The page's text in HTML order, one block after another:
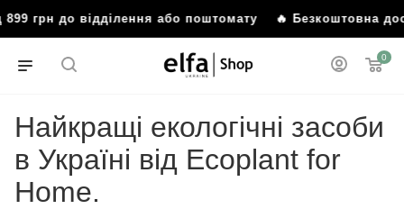
грн до відділення або поштомату🔥 Безкоштовна
0
Найкращі екологічні засоби
в Україні від Ecoplant for
Homе.